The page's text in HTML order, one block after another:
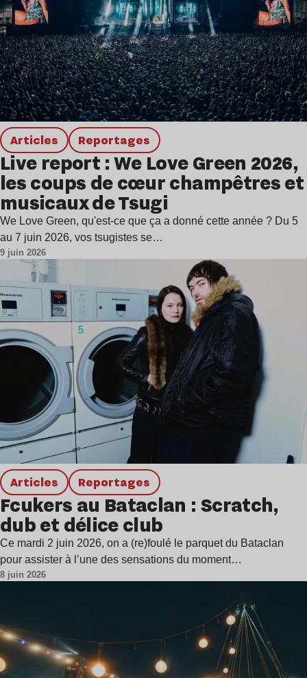
Articles Reportages
Live report : We Love Green 2026,
les coups de cœur champêtres et
musicaux de Tsugi
We Love Green, qu'est-ce que ça a donné cette année ? Du 5
au 7 juin 2026, vos tsugistes se…
9 juin 2026
Articles Reportages
Fcukers au Bataclan : Scratch,
dub et délice club
Ce mardi 2 juin 2026, on a (re)foulé le parquet du Bataclan
pour assister à l’une des sensations du moment…
8 juin 2026